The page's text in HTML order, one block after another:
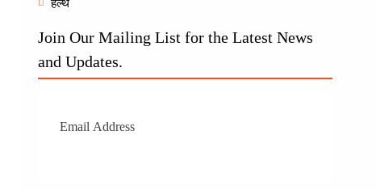
हेल्थ
Join Our Mailing List for the Latest News
and Updates.